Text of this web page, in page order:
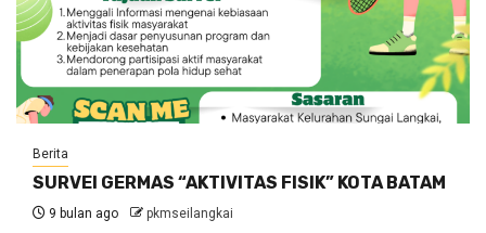
Berita
SURVEI GERMAS “AKTIVITAS FISIK” KOTA BATAM
9 bulan ago pkmseilangkai